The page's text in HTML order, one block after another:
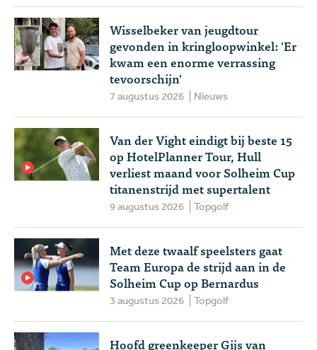
Wisselbeker van jeugdtour
gevonden in kringloopwinkel: 'Er
kwam een enorme verrassing
tevoorschijn'
7 augustus 2026 Nieuws
Van der Vight eindigt bij beste 15
op HotelPlanner Tour, Hull
verliest maand voor Solheim Cup
titanenstrijd met supertalent
9 augustus 2026 Topgolf
Met deze twaalf speelsters gaat
Team Europa de strijd aan in de
Solheim Cup op Bernardus
3 augustus 2026 Topgolf
Hoofd greenkeeper Gijs van